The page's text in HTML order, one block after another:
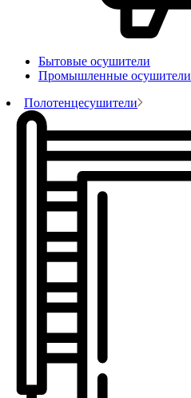
Бытовые осушители
Промышленные осушители
Полотенцесушители